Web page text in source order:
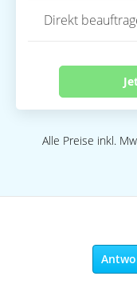
Direkt
Alle Preise inkl.